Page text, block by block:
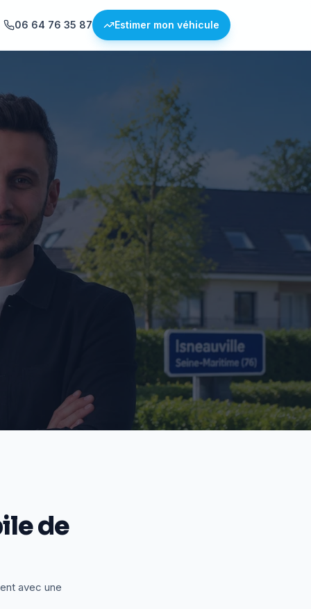
06 64 76 35 87 Estimer mon véhicule
de
avec une